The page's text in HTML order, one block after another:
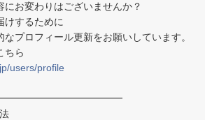
にお変わりはございませんか？
けするために
プロフィール更新をお願いしています。
ちら
users/profile